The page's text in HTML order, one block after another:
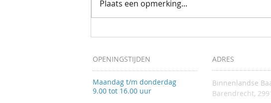
Mantelzorgers wandelen samen door de
Plaats een opmerking...
OPENINGSTIJDEN
Maandag t/m donderdag
9.00 tot 16.00 uur
ADRES
Binnenlandse
Barendrecht,